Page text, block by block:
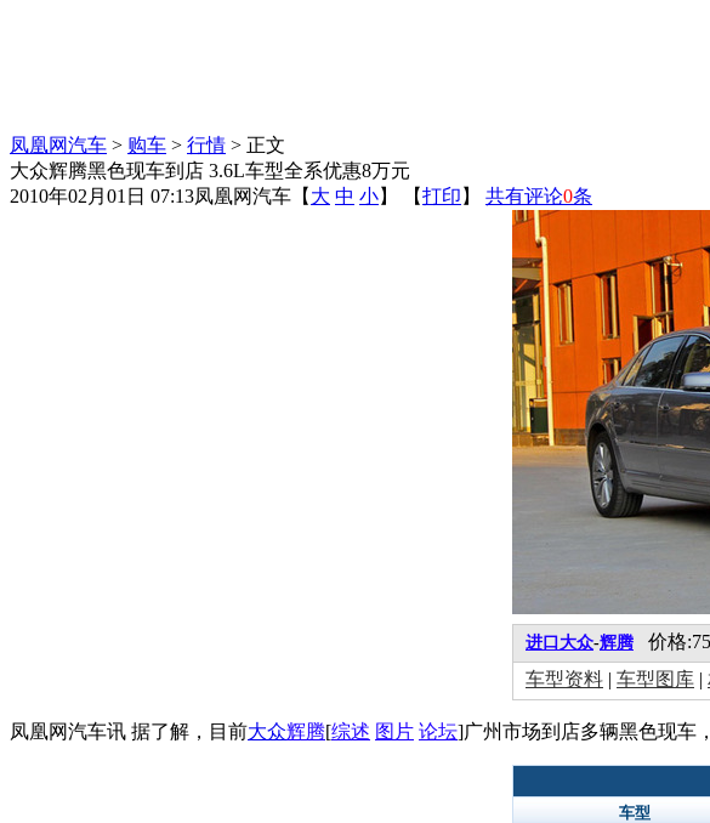
凤凰网汽车 > 购车 > 行情 > 正文
大众辉腾黑色现车到店 3.6L车型全系优惠8万元
2010年02月01日 07:13凤凰网汽车 【 大 中 小】 【打印 】 共有评论0条
进口大众-辉腾 价格
车型资料 | 车型图库 |
凤凰网汽车讯 据了解，目前大众辉腾[综述 图片 论坛]广州市场到店多辆黑色现车
车型